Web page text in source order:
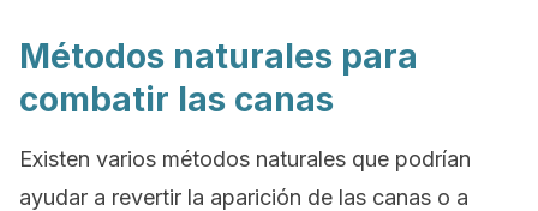
Métodos naturales para
combatir las canas
Existen varios métodos naturales que podrían
ayudar a revertir la aparición de las canas o a